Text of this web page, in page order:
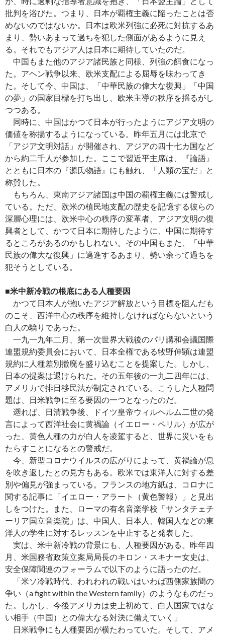
批判を浴びた。つまり、日本が覇権主義に陥ったことは否
めないのではないか。日本は欧米列強に必死に対抗するあ
まり、勢いあまって過ちを犯した側面があるように見え
る。それでもアジア人は日本に期待していたのだ。
中国もまた他のアジア諸民族と同様、列強の餌食になっ
た。アヘン戦争以来、欧米支配による屈辱を味わってき
た。そして今、中国は、「中華民族の偉大な復興」「中国
の夢」の国家目標を打ち出し、欧米主導の秩序を揺るがし
つつある。
同時に、中国はかつて日本が行ったようにアジア文明の
価値を称揚するようになっている。昨年五月には北京で
「アジア文明対話」が開催され、アジアの四十七カ国など
から約二千人が参加した。ここで習近平主席は、『論語』
とともに日本の『源氏物語』にも触れ、「人類の宝だ」と
称賛した。
もちろん、東南アジア諸国は中国の覇権主義には警戒し
ている。ただ、欧米の植民地支配の歴史を記憶する彼らの
深層心理には、欧米中心の秩序の変革者、アジア文明の復
興者として、かつて日本に期待したように、中国に期待す
るところがあるのかもしれない。その中国もまた、「中華
民族の偉大な復興」に邁進するあまり、勢い余って過ちを
犯そうとしている。
■米中新冷戦の根底にある人種要因
かつて日本人が抱いたアジア解放という目標を阻んだも
のこそ、西洋中心の秩序を維持しなければならないという
白人の驕りであった。
一九一九年二月、第一次世界大戦後のパリ講和会議国際
連盟規約委員会において、日本全権である牧野伸顕は連盟
規約に人種差別撤廃を盛り込むことを提案した。しかし、
日本の提案は退けられた。その五年後の一九二四年には、
アメリカで排日移民法が制定されている。こうした人種問
題は、日米戦争に至る要因の一つとなったのだ。
遡れば、日清戦争後、ドイツ皇帝ウィルヘルム二世の発
言によって西洋社会に黄禍論（イエロー・ペリル）が広が
った、黄色人種の力が白人を凌駕すると、世界に災いをも
たらすことになるとの警戒だ。
今、新型コロナウイルスの広がりによって、黄禍論が息
を吹き返したとの見方もある。欧米では東洋人に対する差
別や偏見が強まっている。フランスの地方紙は、コロナに
関する記事に「イエロー・アラート（黄色警報）」と見出
しをつけた。また、ローマの有名音楽学校「サンタチェチ
ーリア国立音楽院」は、中国人、日本人、韓国人などの東
洋人の学生に対するレッスンを中止すると発表した。
実は、米中新冷戦の背景にも、人種要因がある。昨年四
月、米国務省政策立案局局長のキロン・スキナー女史は、
安全保障関連のフォーラムで以下のように語ったのだ。
「米ソ冷戦時代、われわれの戦いはいわば西側家族間の
争い（a fight within the Western family）のようなものだっ
た。しかし、今後アメリカは史上初めて、白人国家ではな
い相手（中国）との偉大なる対決に備えていく」
日米戦争にも人種要因が横たわっていた。そして、アメ